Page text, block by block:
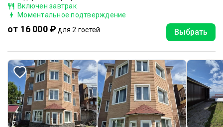
Включен завтрак
Моментальное подтверждение
от 16 000 ₽ для 2 гостей Выбрать